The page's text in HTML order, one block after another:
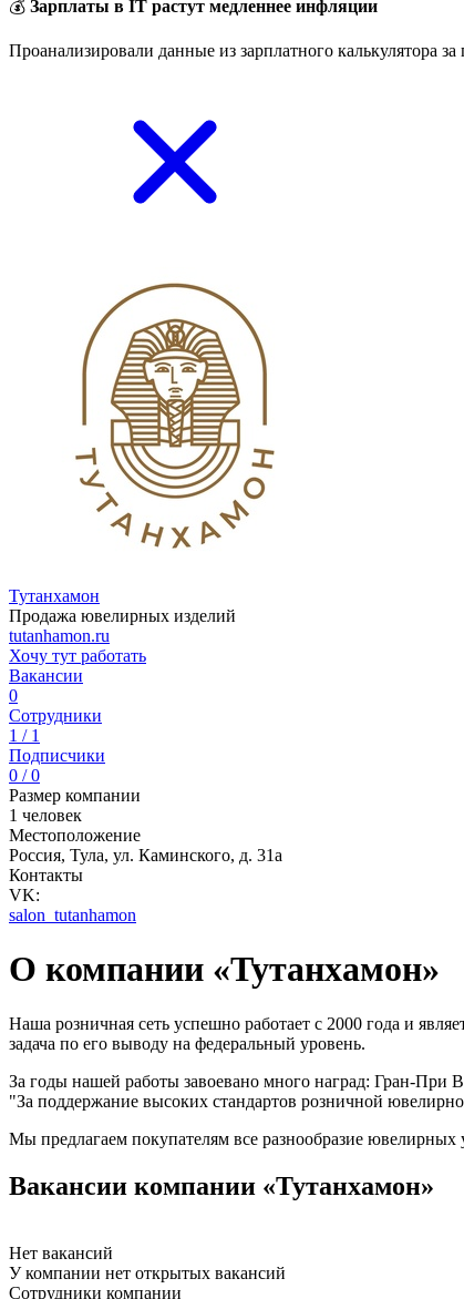
💰 Зарплаты в IT растут медленнее инфляции
Проанализировали данные из зарплатного калькулятора
Тутанхамон
Продажа ювелирных изделий
tutanhamon.ru
Хочу тут работать
Вакансии
0
Сотрудники
1 / 1
Подписчики
0 / 0
Размер компании
1 человек
Местоположение
Россия, Тула, ул. Каминского, д. 31а
Контакты
VK:
salon_tutanhamon
О компании «Тутанхамон»
Наша розничная сеть успешно работает с 2000 года и
задача по его выводу на федеральный уровень.
За годы нашей работы завоевано много наград: Гран-
"За поддержание высоких стандартов розничной
Мы предлагаем покупателям все разнообразие ювелирных
Вакансии компании «Тутанхамон»
Нет вакансий
У компании нет открытых вакансий
Сотрудники компании